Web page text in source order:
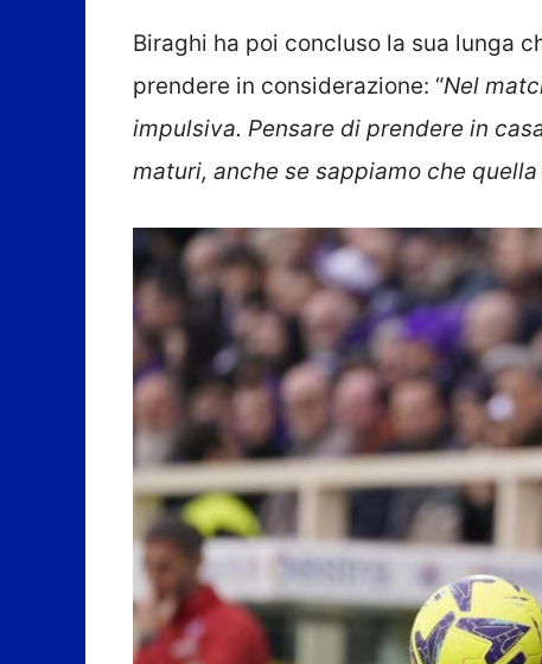
Biraghi ha poi concluso la sua lunga
prendere in considerazione: “Nel
impulsiva. Pensare di prendere in
maturi, anche se sappiamo che